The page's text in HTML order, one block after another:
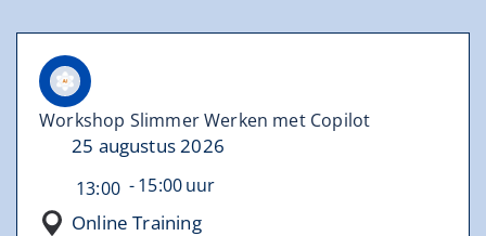
Workshop Slimmer Werken met Copilot
25 augustus 2026
13:00 15:00
Online Training